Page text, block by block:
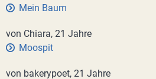
Mein Baum
von Chiara, 21 Jahre
Moospit
von bakerypoet, 21 Jahre